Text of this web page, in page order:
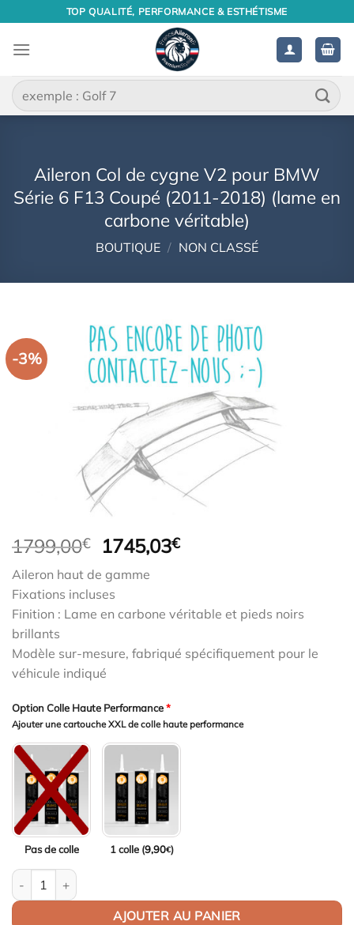
contenu
TOP QUALITÉ, PERFORMANCE & ESTHÉTISME
Recherche
pour :
Aileron Col de cygne V2 pour BMW
Série 6 F13 Coupé (2011-2018) (lame en
carbone véritable)
BOUTIQUE / NON CLASSÉ
-3%
1799,00€
Le
initial
était :
1799,00€.
1745,03€Le
1745,03€.
Aileron haut de gamme
Fixations incluses
Finition : Lame en carbone véritable et pieds noirs
brillants
Modèle sur-mesure, fabriqué spécifiquement pour le
véhicule indiqué
Option Colle Haute Performance*
Ajouter une cartouche XXL de colle haute performance
Pas de colle 1 colle (9,90€)
quantité de Aileron Col de cygne V2 pour BMW Série 6 F13
AJOUTER AU PANIER